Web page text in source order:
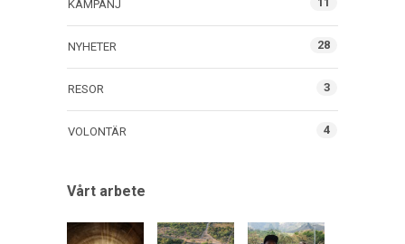
KAMPANJ
NYHETER 28
RESOR 3
VOLONTÄR 4
Vårt arbete